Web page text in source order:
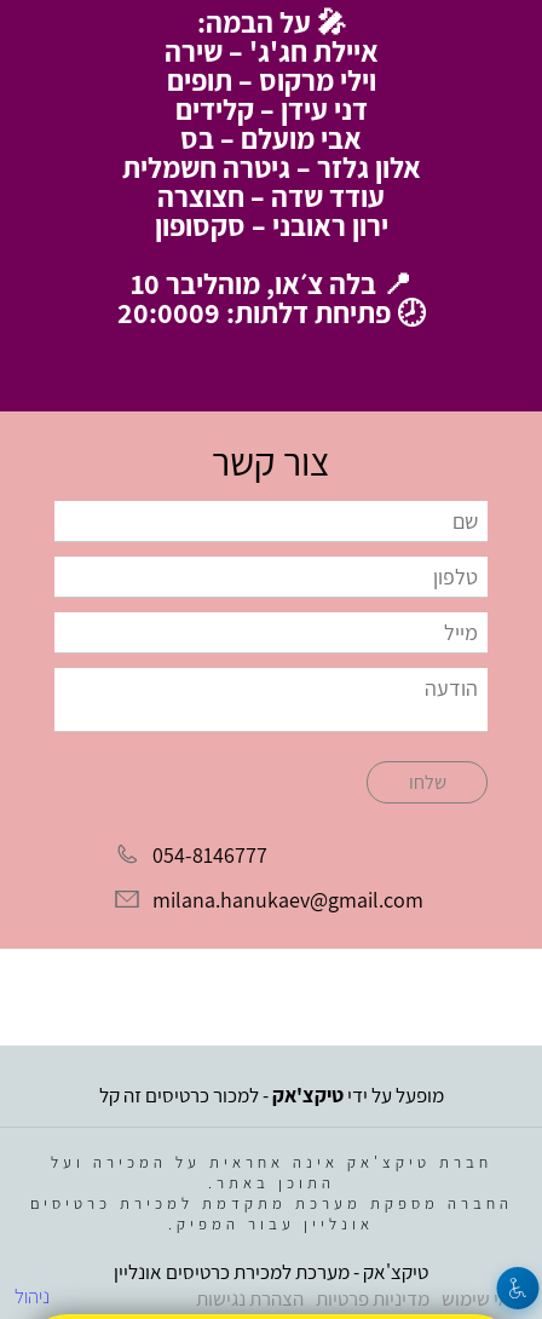
🎤 על הבמה:
איילת חג'ג' – שירה
וילי מרקוס – תופים
דני עידן – קלידים
אבי מועלם – בס
אלון גלזר – גיטרה חשמלית
עודד שדה – חצוצרה
ירון ראובני – סקסופון
📍 בלה צ׳או, מוהליבר 10
🕗 פתיחת דלתות: 20:0009
צור קשר
שלחו
054-8146777
milana.hanukaev@gmail.com
מופעל על ידיטיקצ'אק- למכור כרטיסים זה קל
חברת טיקצ'אק אינה אחראית על המכירה ועל
התוכן באתר.
החברה מספקת מערכת מתקדמת למכירת כרטיסים
אונליין עבור המפיק.
ניהול
טיקצ'אק - מערכת למכירת כרטיסים אונליין
תנאי שימוש מדיניות פרטיות הצהרת נגישות